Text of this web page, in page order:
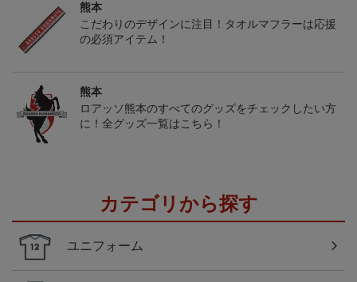
熊本
こだわりのデザインに注目！タオルマフラーは応援
の必須アイテム！
熊本
ロアッソ熊本のすべてのグッズをチェックしたい方
に！全グッズ一覧はこちら！
カテゴリから探す
ユニフォーム